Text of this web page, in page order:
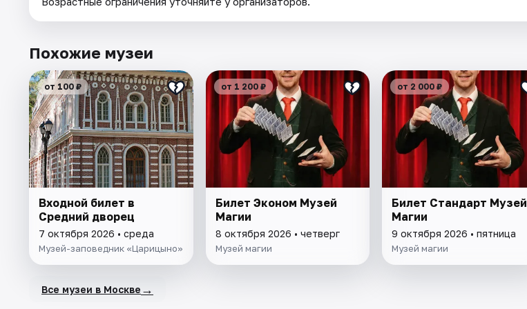
Похожие музеи
от 100 ₽
Входной билет в
Средний дворец
7 октября 2026 • среда
Музей-заповедник «Царицыно»
от 1 200 ₽
Билет Эконом Музей
Магии
8 октября 2026 • четверг
Музей магии
от 2 000 ₽
Билет Стандарт Музей
Магии
9 октября 2026 • пятница
Музей магии
Все музеи в Москве →